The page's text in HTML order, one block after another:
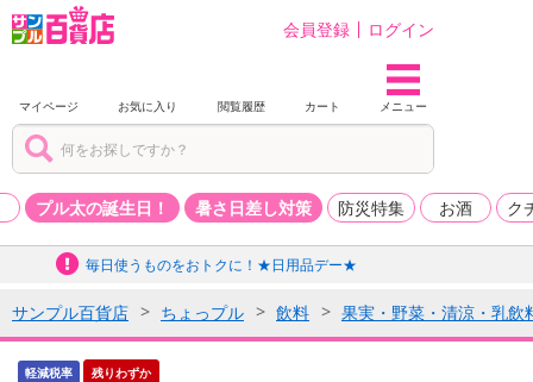
会員登録 ログイン
マイページ お気に入り 閲覧履歴 カート メニュー
プル太の誕生日！ 暑さ日差し対策 防災特集 お酒 ク
毎日使うものをおトクに！★日用品デー★
サンプル百貨店 ちょっプル 飲料 果実・野菜・清涼・乳飲
軽減税率 残りわずか